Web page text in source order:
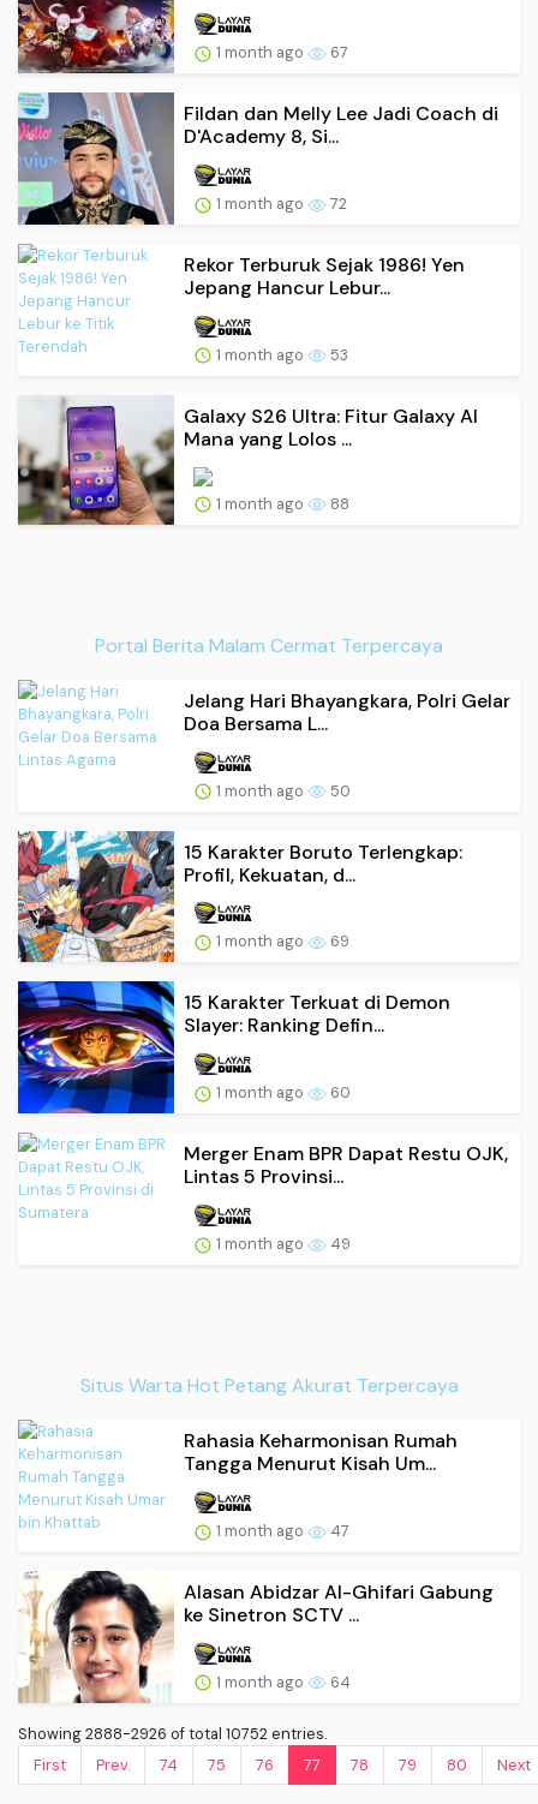
1 month ago 67
Fildan dan Melly Lee Jadi Coach di
D'Academy 8, Si...
1 month ago 72
Rekor Terburuk Sejak 1986! Yen
Jepang Hancur Lebur...
1 month ago 53
Galaxy S26 Ultra: Fitur Galaxy AI
Mana yang Lolos ...
1 month ago 88
Portal Berita Malam Cermat Terpercaya
Jelang Hari Bhayangkara, Polri Gelar
Doa Bersama L...
1 month ago 50
15 Karakter Boruto Terlengkap:
Profil, Kekuatan, d...
1 month ago 69
15 Karakter Terkuat di Demon
Slayer: Ranking Defin...
1 month ago 60
Merger Enam BPR Dapat Restu OJK,
Lintas 5 Provinsi...
1 month ago 49
Situs Warta Hot Petang Akurat Terpercaya
Rahasia Keharmonisan Rumah
Tangga Menurut Kisah Um...
1 month ago 47
Alasan Abidzar Al-Ghifari Gabung
ke Sinetron SCTV ...
1 month ago 64
Showing 2888-2926 of total 10752 entries.
First
Prev. 74 75 76 77 78 79 80 Next